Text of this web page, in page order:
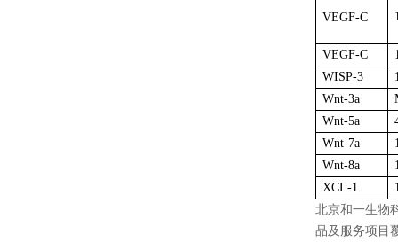
VEGF-C
VEGF-C
WISP-3
Wnt-3a
Wnt-5a
Wnt-7a
Wnt-8a
XCL-1
北京和一生物
品及服务项目